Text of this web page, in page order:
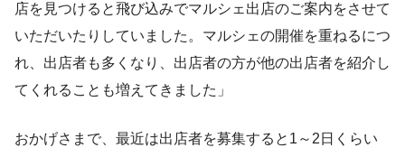
店を見つけると飛び込みでマルシェ出店のご案内をさせて
いただいたりしていました。マルシェの開催を重ねるにつ
れ、出店者も多くなり、出店者の方が他の出店者を紹介し
てくれることも増えてきました」
おかげさまで、最近は出店者を募集すると1～2日くらい